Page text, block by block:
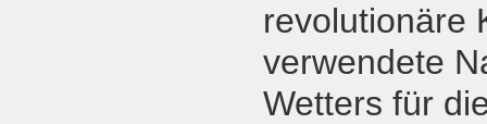
revolutionäre
verwendete
Wetters für